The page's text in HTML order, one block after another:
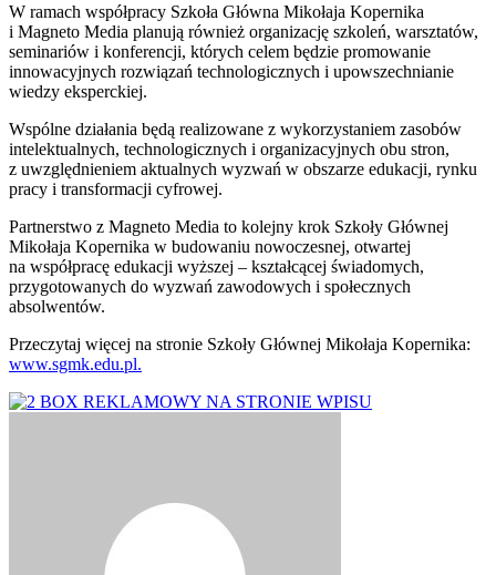
W ramach współpracy Szkoła Główna Mikołaja Kopernika
i Magneto Media planują również organizację szkoleń, warsztatów,
seminariów i konferencji, których celem będzie promowanie
innowacyjnych rozwiązań technologicznych i upowszechnianie
wiedzy eksperckiej.
Wspólne działania będą realizowane z wykorzystaniem zasobów
intelektualnych, technologicznych i organizacyjnych obu stron,
z uwzględnieniem aktualnych wyzwań w obszarze edukacji, rynku
pracy i transformacji cyfrowej.
Partnerstwo z Magneto Media to kolejny krok Szkoły Głównej
Mikołaja Kopernika w budowaniu nowoczesnej, otwartej
na współpracę edukacji wyższej – kształcącej świadomych,
przygotowanych do wyzwań zawodowych i społecznych
absolwentów.
Przeczytaj więcej na stronie Szkoły Głównej Mikołaja Kopernika:
www.sgmk.edu.pl.